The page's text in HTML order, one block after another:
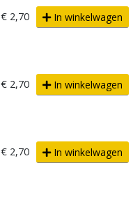
€ 2,70
In winkelwagen
€ 2,70
In winkelwagen
€ 2,70
In winkelwagen